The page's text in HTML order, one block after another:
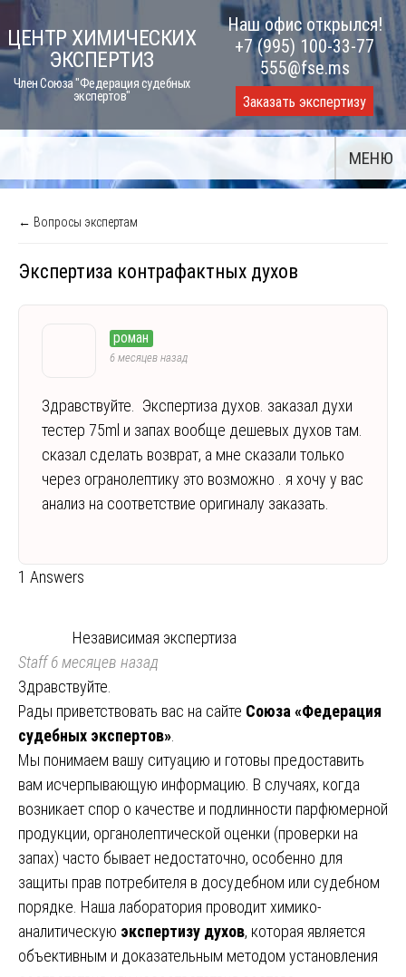
Skip
to
content
ЦЕНТР ХИМИЧЕСКИХ
ЭКСПЕРТИЗ
Член Союза "Федерация судебных
экспертов"
Наш офис открылся!
+7 (995) 100-33-77
555@fse.ms
Заказать экспертизу
МЕНЮ
← Вопросы экспертам
Экспертиза контрафактных духов
роман
6 месяцев назад
Здравствуйте. Экспертиза духов. заказал духи
тестер 75ml и запах вообще дешевых духов там.
сказал сделать возврат, а мне сказали только
через огранолептику это возможно . я хочу у вас
анализ на соответствие оригиналу заказать.
1 Answers
Независимая экспертиза
Staff6 месяцев назад
Здравствуйте.
Рады приветствовать вас на сайте Союза «Федерация
судебных экспертов»
Мы понимаем вашу ситуацию и готовы предоставить
вам исчерпывающую информацию. В случаях, когда
возникает спор о качестве и подлинности парфюмерной
продукции, органолептической оценки (проверки на
запах) часто бывает недостаточно, особенно для
защиты прав потребителя в досудебном или судебном
порядке. Наша лаборатория проводит химико-
аналитическую экспертизу духов, которая является
объективным и доказательным методом установления